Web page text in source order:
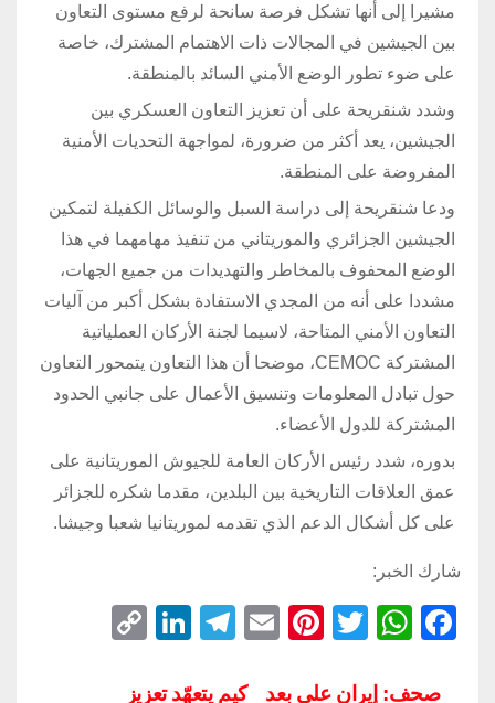
مشيرا إلى أنها تشكل فرصة سانحة لرفع مستوى التعاون
بين الجيشين في المجالات ذات الاهتمام المشترك، خاصة
على ضوء تطور الوضع الأمني السائد بالمنطقة.
وشدد شنقريحة على أن تعزيز التعاون العسكري بين
الجيشين، يعد أكثر من ضرورة، لمواجهة التحديات الأمنية
المفروضة على المنطقة.
ودعا شنقريحة إلى دراسة السبل والوسائل الكفيلة لتمكين
الجيشين الجزائري والموريتاني من تنفيذ مهامهما في هذا
الوضع المحفوف بالمخاطر والتهديدات من جميع الجهات،
مشددا على أنه من المجدي الاستفادة بشكل أكبر من آليات
التعاون الأمني المتاحة، لاسيما لجنة الأركان العملياتية
المشتركة CEMOC، موضحا أن هذا التعاون يتمحور التعاون
حول تبادل المعلومات وتنسيق الأعمال على جانبي الحدود
المشتركة للدول الأعضاء.
بدوره، شدد رئيس الأركان العامة للجيوش الموريتانية على
عمق العلاقات التاريخية بين البلدين، مقدما شكره للجزائر
على كل أشكال الدعم الذي تقدمه لموريتانيا شعبا وجيشا.
شارك الخبر:
F
c
W
at
T
tt
Pi
er
E
ail
T
e
Li
k
كيم يتعهّد تعزيز
صحف: إيران على بعد